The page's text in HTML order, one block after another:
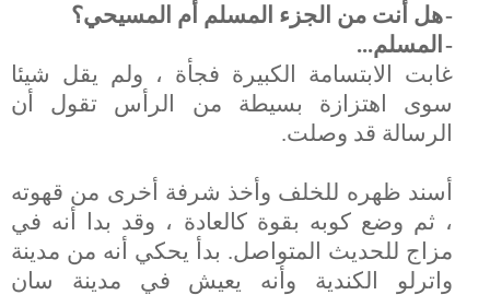
-هل أنت من الجزء المسلم أم المسيحي؟
- المسلم...
غابت الابتسامة الكبيرة فجأة ، ولم يقل شيئا
سوى اهتزازة بسيطة من الرأس تقول أن
الرسالة قد وصلت.
أسند ظهره للخلف وأخذ شرفة أخرى من قهوته
، ثم وضع كوبه بقوة كالعادة ، وقد بدا أنه في
مزاج للحديث المتواصل. بدأ يحكي أنه من مدينة
واترلو الكندية وأنه يعيش في مدينة سان